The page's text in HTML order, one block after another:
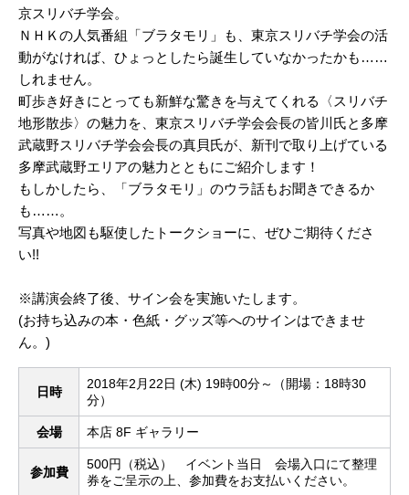
京スリバチ学会。
ＮＨＫの人気番組「ブラタモリ」も、東京スリバチ学会の活
動がなければ、ひょっとしたら誕生していなかったかも……
しれません。
町歩き好きにとっても新鮮な驚きを与えてくれる〈スリバチ
地形散歩〉の魅力を、東京スリバチ学会会長の皆川氏と多摩
武蔵野スリバチ学会会長の真貝氏が、新刊で取り上げている
多摩武蔵野エリアの魅力とともにご紹介します！
もしかしたら、「ブラタモリ」のウラ話もお聞きできるか
も……。
写真や地図も駆使したトークショーに、ぜひご期待くださ
い!!
※講演会終了後、サイン会を実施いたします。
(お持ち込みの本・色紙・グッズ等へのサインはできませ
ん。)
日時
2018年2月22日 (木) 19時00分～（開場：18時30
分）
会場 本店 8F ギャラリー
参加費
500円（税込） イベント当日 会場入口にて整理
券をご呈示の上、参加費をお支払いください。